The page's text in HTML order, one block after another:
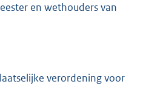
en wethouders van
verordening voor